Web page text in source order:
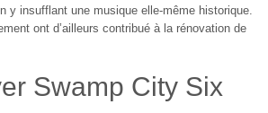
y insufflant une musique elle-même historique.
ont d’ailleurs contribué à la rénovation de
Swamp City Six